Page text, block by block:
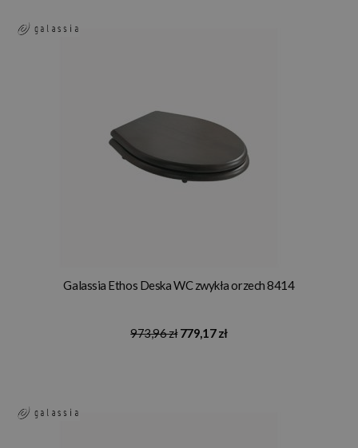
Galassia Ethos Deska WC zwykła orzech 8414
973,96 zł 779,17 zł